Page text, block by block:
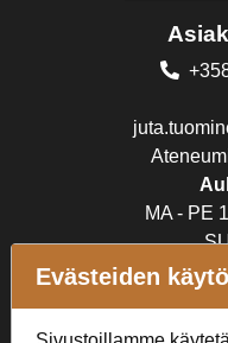
MA - PE
Evästeiden